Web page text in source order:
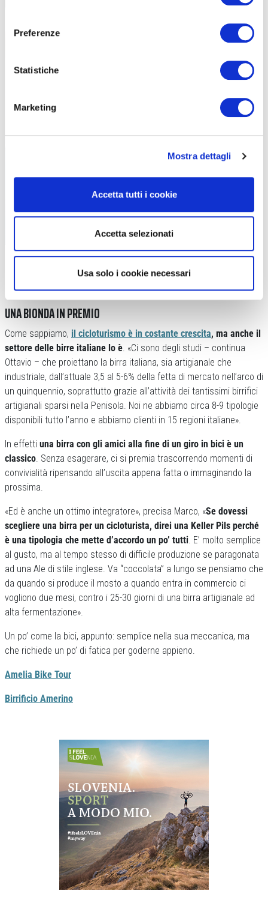
Preferenze
Statistiche
Marketing
Mostra dettagli
Accetta tutti i cookie
Accetta selezionati
Usa solo i cookie necessari
I fratelli Di Stefano sono i titolari del Birrificio Amerino
UNA BIONDA IN PREMIO
Come sappiamo, il cicloturismo è in costante crescita, ma anche il
settore delle birre italiane lo è. «Ci sono degli studi – continua
Ottavio – che proiettano la birra italiana, sia artigianale che
industriale, dall’attuale 3,5 al 5-6% della fetta di mercato nell’arco di
un quinquennio, soprattutto grazie all’attività dei tantissimi birrifici
artigianali sparsi nella Penisola. Noi ne abbiamo circa 8-9 tipologie
disponibili tutto l’anno e abbiamo clienti in 15 regioni italiane».
In effetti una birra con gli amici alla fine di un giro in bici è un
classico. Senza esagerare, ci si premia trascorrendo momenti di
convivialità ripensando all’uscita appena fatta o immaginando la
prossima.
«Ed è anche un ottimo integratore», precisa Marco, «Se dovessi
scegliere una birra per un cicloturista, direi una Keller Pils perché
è una tipologia che mette d’accordo un po’ tutti. E’ molto semplice
al gusto, ma al tempo stesso di difficile produzione se paragonata
ad una Ale di stile inglese. Va “coccolata” a lungo se pensiamo che
da quando si produce il mosto a quando entra in commercio ci
vogliono due mesi, contro i 25-30 giorni di una birra artigianale ad
alta fermentazione».
Un po’ come la bici, appunto: semplice nella sua meccanica, ma
che richiede un po’ di fatica per goderne appieno.
Amelia Bike Tour
Birrificio Amerino
Previous